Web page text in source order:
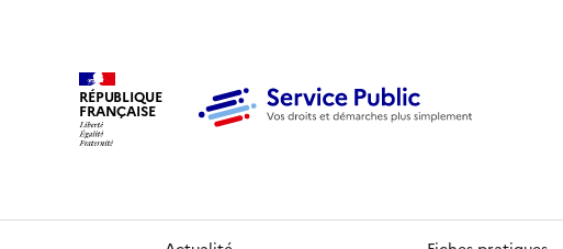
RÉPUBLIQUE
FRANÇAISE